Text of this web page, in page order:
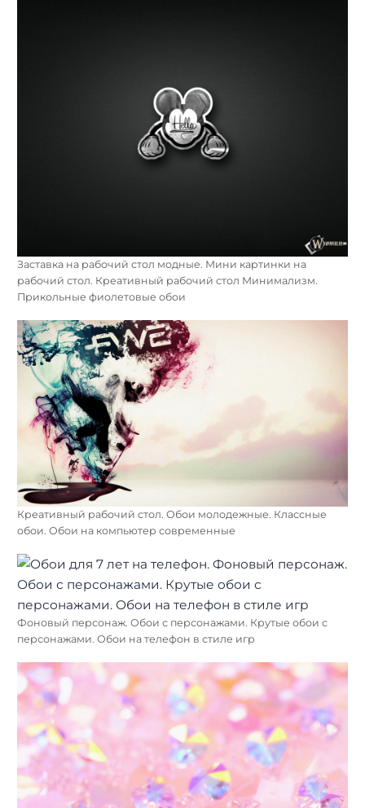
Заставка на рабочий стол модные. Мини картинки на
рабочий стол. Креативный рабочий стол Минимализм.
Прикольные фиолетовые обои
Креативный рабочий стол. Обои молодежные. Классные
обои. Обои на компьютер современные
Фоновый персонаж. Обои с персонажами. Крутые обои с
персонажами. Обои на телефон в стиле игр